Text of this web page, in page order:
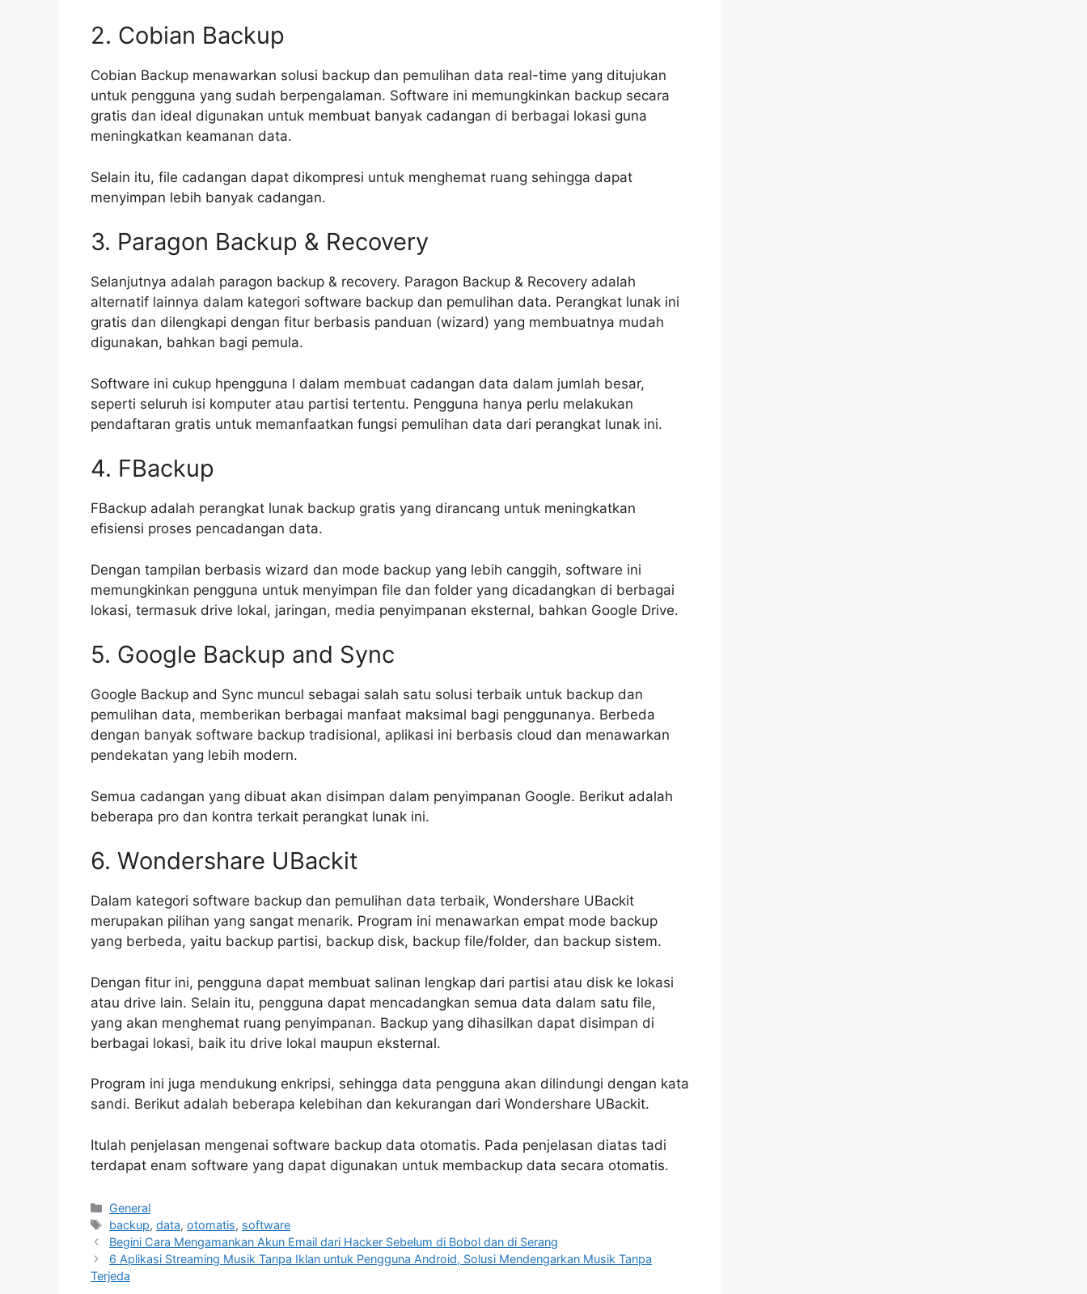
2. Cobian Backup
Cobian Backup menawarkan solusi backup dan pemulihan data real-time yang ditujukan
untuk pengguna yang sudah berpengalaman. Software ini memungkinkan backup secara
gratis dan ideal digunakan untuk membuat banyak cadangan di berbagai lokasi guna
meningkatkan keamanan data.
Selain itu, file cadangan dapat dikompresi untuk menghemat ruang sehingga dapat
menyimpan lebih banyak cadangan.
3. Paragon Backup & Recovery
Selanjutnya adalah paragon backup & recovery. Paragon Backup & Recovery adalah
alternatif lainnya dalam kategori software backup dan pemulihan data. Perangkat lunak ini
gratis dan dilengkapi dengan fitur berbasis panduan (wizard) yang membuatnya mudah
digunakan, bahkan bagi pemula.
Software ini cukup hpengguna l dalam membuat cadangan data dalam jumlah besar,
seperti seluruh isi komputer atau partisi tertentu. Pengguna hanya perlu melakukan
pendaftaran gratis untuk memanfaatkan fungsi pemulihan data dari perangkat lunak ini.
4. FBackup
FBackup adalah perangkat lunak backup gratis yang dirancang untuk meningkatkan
efisiensi proses pencadangan data.
Dengan tampilan berbasis wizard dan mode backup yang lebih canggih, software ini
memungkinkan pengguna untuk menyimpan file dan folder yang dicadangkan di berbagai
lokasi, termasuk drive lokal, jaringan, media penyimpanan eksternal, bahkan Google Drive.
5. Google Backup and Sync
Google Backup and Sync muncul sebagai salah satu solusi terbaik untuk backup dan
pemulihan data, memberikan berbagai manfaat maksimal bagi penggunanya. Berbeda
dengan banyak software backup tradisional, aplikasi ini berbasis cloud dan menawarkan
pendekatan yang lebih modern.
Semua cadangan yang dibuat akan disimpan dalam penyimpanan Google. Berikut adalah
beberapa pro dan kontra terkait perangkat lunak ini.
6. Wondershare UBackit
Dalam kategori software backup dan pemulihan data terbaik, Wondershare UBackit
merupakan pilihan yang sangat menarik. Program ini menawarkan empat mode backup
yang berbeda, yaitu backup partisi, backup disk, backup file/folder, dan backup sistem.
Dengan fitur ini, pengguna dapat membuat salinan lengkap dari partisi atau disk ke lokasi
atau drive lain. Selain itu, pengguna dapat mencadangkan semua data dalam satu file,
yang akan menghemat ruang penyimpanan. Backup yang dihasilkan dapat disimpan di
berbagai lokasi, baik itu drive lokal maupun eksternal.
Program ini juga mendukung enkripsi, sehingga data pengguna akan dilindungi dengan kata
sandi. Berikut adalah beberapa kelebihan dan kekurangan dari Wondershare UBackit.
Itulah penjelasan mengenai software backup data otomatis. Pada penjelasan diatas tadi
terdapat enam software yang dapat digunakan untuk membackup data secara otomatis.
Categories
General
Tags
backup,data,otomatis, software
Begini Cara Mengamankan Akun Email dari Hacker Sebelum di Bobol dan di Serang
6 Aplikasi Streaming Musik Tanpa Iklan untuk Pengguna Android, Solusi Mendengarkan Musik Tanpa
Terjeda